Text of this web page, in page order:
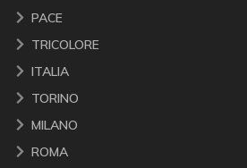
PACE
TRICOLORE
ITALIA
TORINO
MILANO
ROMA